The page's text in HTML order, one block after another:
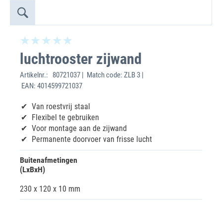
luchtrooster zijwand
Artikelnr.:
80721037 | Match code: ZLB 3 |
EAN: 4014599721037
Van roestvrij staal
Flexibel te gebruiken
Voor montage aan de zijwand
Permanente doorvoer van frisse lucht
Buitenafmetingen
(LxBxH)
230 x 120 x 10 mm